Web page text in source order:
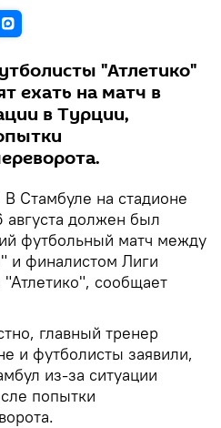
"Атлетико"
ехать на матч в
в Турции,
В Стамбуле на стадионе
должен был
футбольный матч между
и финалистом Лиги
сообщает
главный тренер
и футболисты заявили,
из-за ситуации
попытки